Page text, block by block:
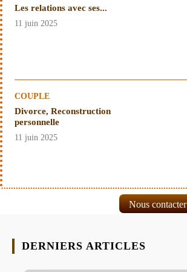
Les relations avec ses...
11 juin 2025
COUPLE
Divorce, Reconstruction
personnelle
11 juin 2025
Nous contacter
DERNIERS ARTICLES